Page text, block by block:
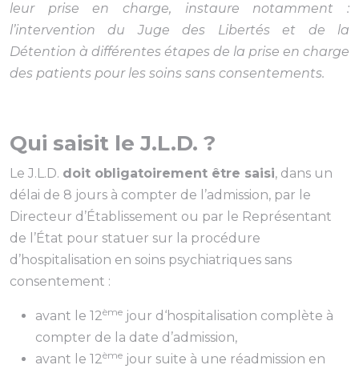
leur prise en charge, instaure notamment :
l’intervention du Juge des Libertés et de la
Détention à différentes étapes de la prise en charge
des patients pour les soins sans consentements.
Qui saisit le J.L.D. ?
Le J.L.D. doit obligatoirement être saisi, dans un
délai de 8 jours à compter de l’admission, par le
Directeur d’Établissement ou par le Représentant
de l’État pour statuer sur la procédure
d’hospitalisation en soins psychiatriques sans
consentement :
avant le 12ème jour d‘hospitalisation complète à
compter de la date d’admission,
avant le 12ème jour suite à une réadmission en